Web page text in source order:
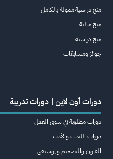
منح دراسية ممولة بالكامل
منح مالية
منح دراسية
جوائز ومسابقات
دورات أون لاين | دورات تدريبة
دورات مطلوبة في سوق العمل
دورات اللغات والأدب
الفنون والتصميم والموسيقى